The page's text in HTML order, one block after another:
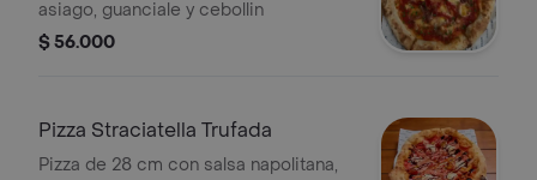
asiago, guanciale y cebollin
$ 56.000
Pizza Straciatella Trufada
Pizza de 28 cm con salsa napolitana,